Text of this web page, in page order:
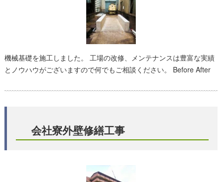
機械基礎を施工しました。 工場の改修、メンテナンスは豊富な実績
とノウハウがございますので何でもご相談ください。 Before After
会社寮外壁修繕工事